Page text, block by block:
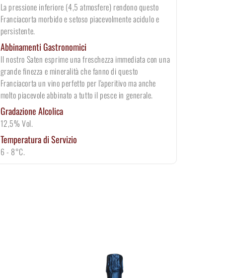
La pressione inferiore (4,5 atmosfere) rendono questo
Franciacorta morbido e setoso piacevolmente acidulo e
persistente.
Abbinamenti Gastronomici
Il nostro Saten esprime una freschezza immediata con una
grande finezza e mineralità che fanno di questo
Franciacorta un vino perfetto per l'aperitivo ma anche
molto piacevole abbinato a tutto il pesce in generale.
Gradazione Alcolica
12,5% Vol.
Temperatura di Servizio
6 - 8°C.